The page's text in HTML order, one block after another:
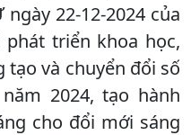
22-12-2024 của
triển khoa học,
tạo và chuyển đổi số
2024, tạo hành
cho đổi mới sáng